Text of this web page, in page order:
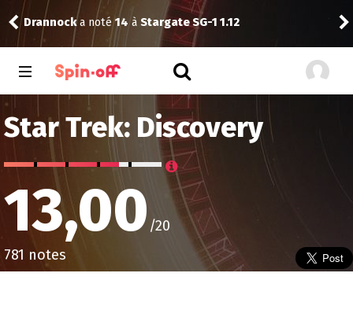
Vic24a noté11àThe Best Immigrant 1.01
Star Trek: Discovery
13,00 /20
781 notes